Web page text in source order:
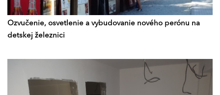
Ozvučenie, osvetlenie a vybudovanie nového perónu na
detskej železnici